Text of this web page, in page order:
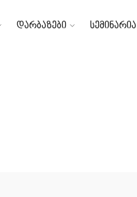
დარბაზები სემინარია